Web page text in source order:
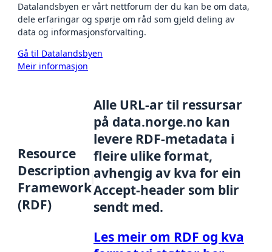
Datalandsbyen er vårt nettforum der du kan be om data,
dele erfaringar og spørje om råd som gjeld deling av
data og informasjonsforvalting.
Gå til Datalandsbyen
Meir informasjon
Resource
Description
Framework
(RDF)
Alle URL-ar til ressursar
på data.norge.no kan
levere RDF-metadata i
fleire ulike format,
avhengig av kva for ein
Accept-header som blir
sendt med.
Les meir om RDF og kva